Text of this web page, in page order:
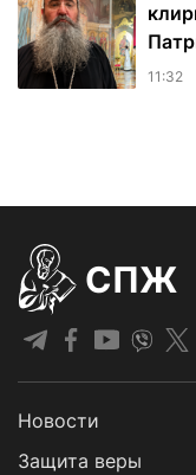
11:32
СПЖ
Новости
Защита веры